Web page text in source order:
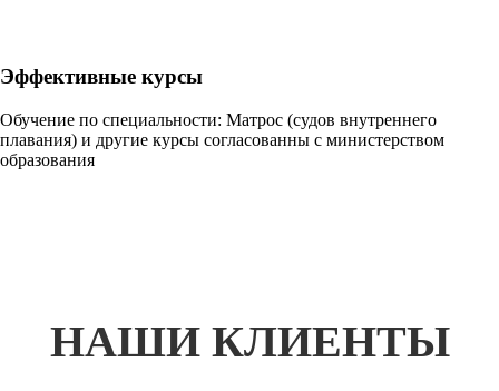
Эффективные курсы
Обучение по специальности: Матрос (судов внутреннего
плавания) и другие курсы согласованны с министерством
образования
НАШИ КЛИЕНТЫ